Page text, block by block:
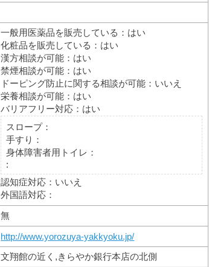
一般用医薬品を販売している：はい
化粧品を販売している：はい
漢方相談が可能：はい
禁煙相談が可能：はい
ドーピング防止に関する相談が可能：いいえ
栄養相談が可能：はい
バリアフリー対応：はい
スロープ：
手すり：
身体障害者用トイレ：
:
認知症対応：いいえ
外国語対応：
無
http://www.yorozuya-yakkyoku.jp/
文翔館の近く,きらやか銀行本店の北側